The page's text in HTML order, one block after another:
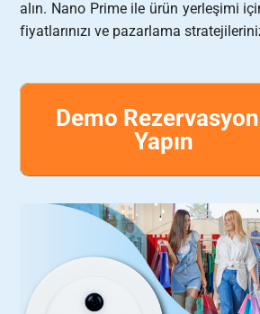
alın. Nano Prime ile ürün yerleşimi
fiyatlarınızı ve pazarlama
Demo
Yapın